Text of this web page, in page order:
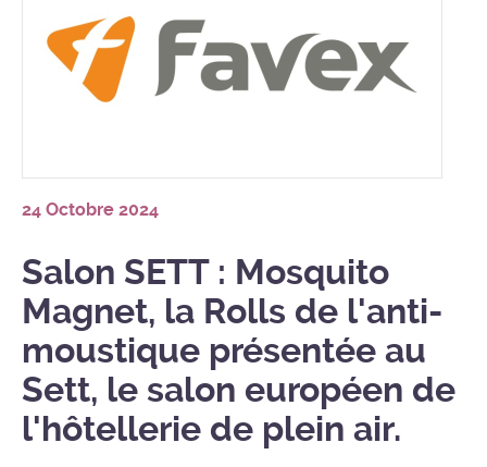
24 Octobre 2024
Salon SETT : Mosquito
Magnet, la Rolls de l'anti-
moustique présentée au
Sett, le salon européen de
l'hôtellerie de plein air.